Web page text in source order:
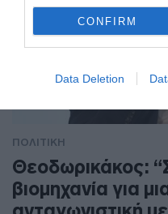
CONFIRM
Data Deletion
ΠΟΛΙΤΙΚΗ
Θεοδωρικάκος:
βιομηχανία για